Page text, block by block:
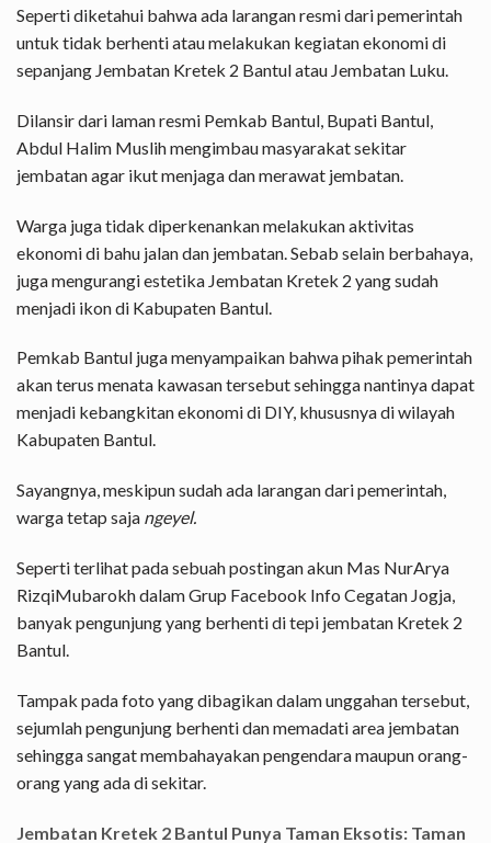
Seperti diketahui bahwa ada larangan resmi dari pemerintah
untuk tidak berhenti atau melakukan kegiatan ekonomi di
sepanjang Jembatan Kretek 2 Bantul atau Jembatan Luku.
Dilansir dari laman resmi Pemkab Bantul, Bupati Bantul,
Abdul Halim Muslih mengimbau masyarakat sekitar
jembatan agar ikut menjaga dan merawat jembatan.
Warga juga tidak diperkenankan melakukan aktivitas
ekonomi di bahu jalan dan jembatan. Sebab selain berbahaya,
juga mengurangi estetika Jembatan Kretek 2 yang sudah
menjadi ikon di Kabupaten Bantul.
Pemkab Bantul juga menyampaikan bahwa pihak pemerintah
akan terus menata kawasan tersebut sehingga nantinya dapat
menjadi kebangkitan ekonomi di DIY, khususnya di wilayah
Kabupaten Bantul.
Sayangnya, meskipun sudah ada larangan dari pemerintah,
warga tetap saja ngeyel.
Seperti terlihat pada sebuah postingan akun Mas NurArya
RizqiMubarokh dalam Grup Facebook Info Cegatan Jogja,
banyak pengunjung yang berhenti di tepi jembatan Kretek 2
Bantul.
Tampak pada foto yang dibagikan dalam unggahan tersebut,
sejumlah pengunjung berhenti dan memadati area jembatan
sehingga sangat membahayakan pengendara maupun orang-
orang yang ada di sekitar.
Jembatan Kretek 2 Bantul Punya Taman Eksotis: Taman